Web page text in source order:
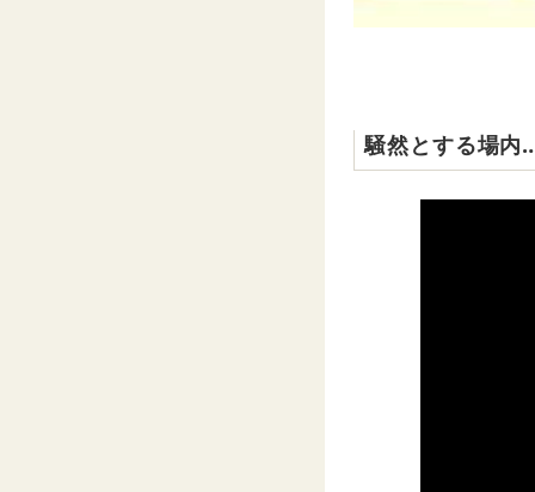
騒然とする場